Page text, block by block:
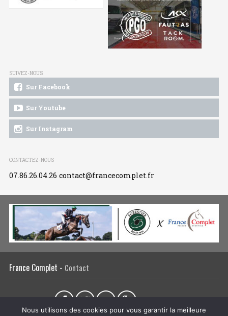
SUIVEZ-NOUS
Sur Facebook
Sur Youtube
Sur Instagram
CONTACTEZ-NOUS
07.86.26.04.26 contact@francecomplet.fr
France Complet - Contact
Nous utilisons des cookies pour vous garantir la meilleure